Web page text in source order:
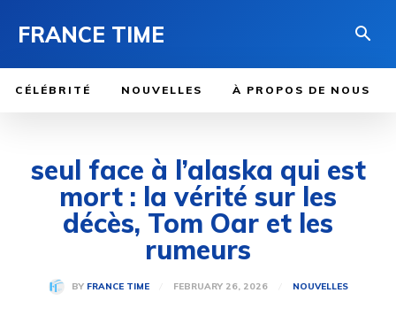
FRANCE TIME
CÉLÉBRITÉ NOUVELLES À PROPOS DE NOUS
seul face à l’alaska qui est
mort : la vérité sur les
décès, Tom Oar et les
rumeurs
BY FRANCE TIME FEBRUARY 26, 2026 NOUVELLES